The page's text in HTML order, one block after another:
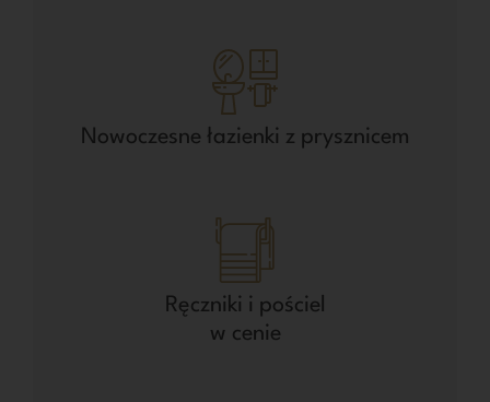
Nowoczesne łazienki z prysznicem
Ręczniki i pościel
w cenie